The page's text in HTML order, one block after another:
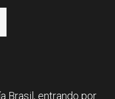
Brasil, entrando por